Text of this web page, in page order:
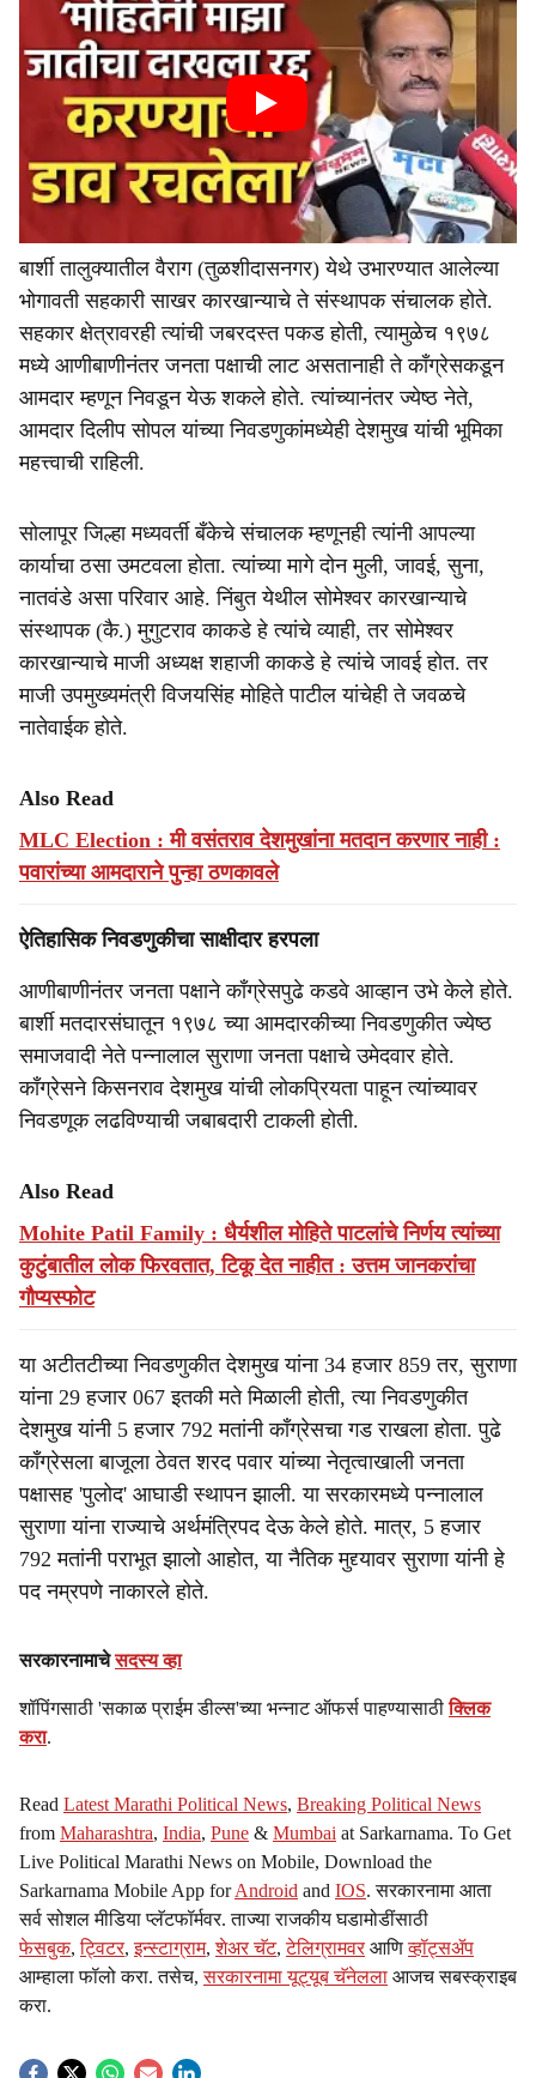
बार्शी तालुक्यातील वैराग (तुळशीदासनगर) येथे उभारण्यात आलेल्या
भोगावती सहकारी साखर कारखान्याचे ते संस्थापक संचालक होते.
सहकार क्षेत्रावरही त्यांची जबरदस्त पकड होती, त्यामुळेच १९७८
मध्ये आणीबाणीनंतर जनता पक्षाची लाट असतानाही ते काँग्रेसकडून
आमदार म्हणून निवडून येऊ शकले होते. त्यांच्यानंतर ज्येष्ठ नेते,
आमदार दिलीप सोपल यांच्या निवडणुकांमध्येही देशमुख यांची भूमिका
महत्त्वाची राहिली.
सोलापूर जिल्हा मध्यवर्ती बँकेचे संचालक म्हणूनही त्यांनी आपल्या
कार्याचा ठसा उमटवला होता. त्यांच्या मागे दोन मुली, जावई, सुना,
नातवंडे असा परिवार आहे. निंबुत येथील सोमेश्वर कारखान्याचे
संस्थापक (कै.) मुगुटराव काकडे हे त्यांचे व्याही, तर सोमेश्वर
कारखान्याचे माजी अध्यक्ष शहाजी काकडे हे त्यांचे जावई होत. तर
माजी उपमुख्यमंत्री विजयसिंह मोहिते पाटील यांचेही ते जवळचे
नातेवाईक होते.
Also Read
MLC Election : मी वसंतराव देशमुखांना मतदान करणार नाही :
पवारांच्या आमदाराने पुन्हा ठणकावले
ऐतिहासिक निवडणुकीचा साक्षीदार हरपला
आणीबाणीनंतर जनता पक्षाने काँग्रेसपुढे कडवे आव्हान उभे केले होते.
बार्शी मतदारसंघातून १९७८ च्या आमदारकीच्या निवडणुकीत ज्येष्ठ
समाजवादी नेते पन्नालाल सुराणा जनता पक्षाचे उमेदवार होते.
काँग्रेसने किसनराव देशमुख यांची लोकप्रियता पाहून त्यांच्यावर
निवडणूक लढविण्याची जबाबदारी टाकली होती.
Also Read
Mohite Patil Family : धैर्यशील मोहिते पाटलांचे निर्णय त्यांच्या
कुटुंबातील लोक फिरवतात, टिकू देत नाहीत : उत्तम जानकरांचा
गौप्यस्फोट
या अटीतटीच्या निवडणुकीत देशमुख यांना 34 हजार 859 तर, सुराणा
यांना 29 हजार 067 इतकी मते मिळाली होती, त्या निवडणुकीत
देशमुख यांनी 5 हजार 792 मतांनी काँग्रेसचा गड राखला होता. पुढे
काँग्रेसला बाजूला ठेवत शरद पवार यांच्या नेतृत्वाखाली जनता
पक्षासह 'पुलोद' आघाडी स्थापन झाली. या सरकारमध्ये पन्नालाल
सुराणा यांना राज्याचे अर्थमंत्रिपद देऊ केले होते. मात्र, 5 हजार
792 मतांनी पराभूत झालो आहोत, या नैतिक मुद्द्यावर सुराणा यांनी हे
पद नम्रपणे नाकारले होते.
सरकारनामाचेसदस्य व्हा
शॉपिंगसाठी 'सकाळ प्राईम डील्स'च्या भन्नाट ऑफर्स पाहण्यासाठीक्लिक
करा.
Read Latest Marathi Political News, Breaking Political News
from Maharashtra, India, Pune & Mumbai at Sarkarnama. To Get
Live Political Marathi News on Mobile, Download the
Sarkarnama Mobile App forAndroid and IOS. सरकारनामा आता
सर्व सोशल मीडिया प्लॅटफॉर्मवर. ताज्या राजकीय घडामोडींसाठी
फेसबुक,ट्विटर,इन्स्टाग्राम,शेअर चॅट,टेलिग्रामवर आणिव्हॉट्सॲप
आम्हाला फॉलो करा. तसेच,सरकारनामा यूट्यूब चॅनेलला आजच सबस्क्राइब
करा.